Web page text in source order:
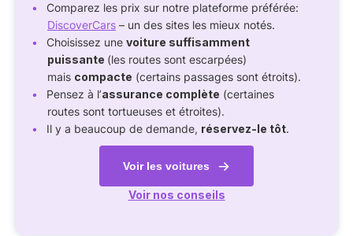
Comparez les prix sur notre plateforme préférée:
DiscoverCars – un des sites les mieux notés.
Choisissez une voiture suffisamment
puissante (les routes sont escarpées)
mais compacte (certains passages sont étroits).
Pensez à l’assurance complète (certaines
routes sont tortueuses et étroites).
Il y a beaucoup de demande, réservez-le tôt.
Voir les voitures
Voir nos conseils